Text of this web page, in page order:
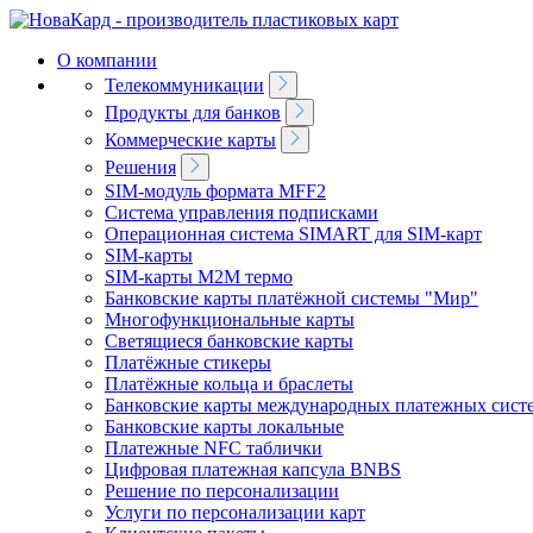
О компании
Телекоммуникации
Продукты для банков
Коммерческие карты
Решения
SIM-модуль формата MFF2
Система управления подписками
Операционная система SIMART для SIM-карт
SIM-карты
SIM-карты M2M термо
Банковские карты платёжной системы "Мир"
Многофункциональные карты
Светящиеся банковские карты
Платёжные стикеры
Платёжные кольца и браслеты
Банковские карты международных платежных
Банковские карты локальные
Платeжные NFC таблички
Цифровая платeжная капсула BNBS
Решение по персонализации
Услуги по персонализации карт